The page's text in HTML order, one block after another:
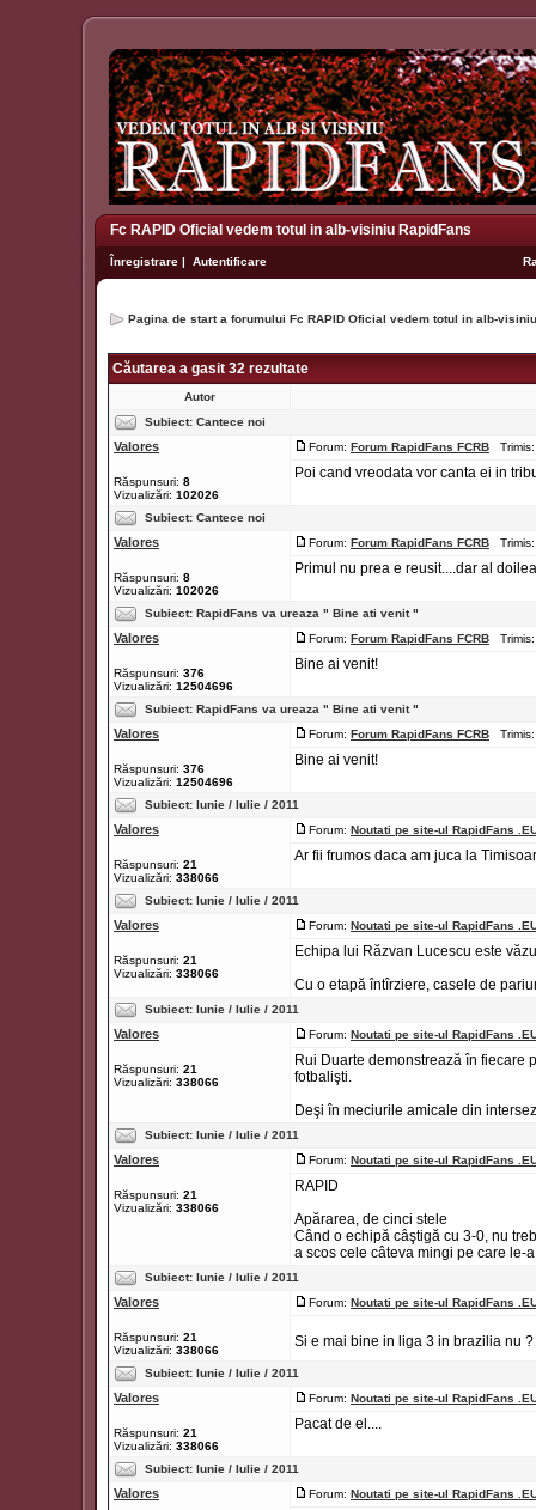
Fc RAPID Oficial vedem totul in alb-visiniu RapidFans
Înregistrare | Autentificare
Pagina de start a forumului Fc RAPID Oficial vedem totul in alb-
Căutarea a gasit 32 rezultate
Autor
Subiect: Cantece noi
Valores
Răspunsuri: 8
Vizualizări: 102026
Forum: Forum RapidFans FCRB
Poi cand vreodata vor canta ei in
Subiect: Cantece noi
Valores
Răspunsuri: 8
Vizualizări: 102026
Forum: Forum RapidFans FCRB
Primul nu prea e reusit....dar al
Subiect: RapidFans va ureaza " Bine ati venit "
Valores
Răspunsuri: 376
Vizualizări: 12504696
Forum: Forum RapidFans FCRB
Bine ai venit!
Subiect: RapidFans va ureaza " Bine ati venit "
Valores
Răspunsuri: 376
Vizualizări: 12504696
Forum: Forum RapidFans FCRB
Bine ai venit!
Subiect: Iunie / Iulie / 2011
Valores
Răspunsuri: 21
Vizualizări: 338066
Forum: Noutati pe site-ul RapidFans
Ar fii frumos daca am juca la
Subiect: Iunie / Iulie / 2011
Valores
Răspunsuri: 21
Vizualizări: 338066
Forum: Noutati pe site-ul RapidFans
Echipa lui Răzvan Lucescu este
Cu o etapă întîrziere, casele de
Subiect: Iunie / Iulie / 2011
Valores
Răspunsuri: 21
Vizualizări: 338066
Forum: Noutati pe site-ul RapidFans
Rui Duarte demonstrează în fiecare
fotbalişti.
Deşi în meciurile amicale din
Subiect: Iunie / Iulie / 2011
Valores
Răspunsuri: 21
Vizualizări: 338066
Forum: Noutati pe site-ul RapidFans
RAPID
Apărarea, de cinci stele
Când o echipă câştigă cu 3-0, nu
a scos cele câteva mingi pe care le-
Subiect: Iunie / Iulie / 2011
Valores
Răspunsuri: 21
Vizualizări: 338066
Forum: Noutati pe site-ul RapidFans
Si e mai bine in liga 3 in brazilia nu ?
Subiect: Iunie / Iulie / 2011
Valores
Răspunsuri: 21
Vizualizări: 338066
Forum: Noutati pe site-ul RapidFans
Pacat de el....
Subiect: Iunie / Iulie / 2011
Valores Forum: Noutati pe site-ul RapidFans